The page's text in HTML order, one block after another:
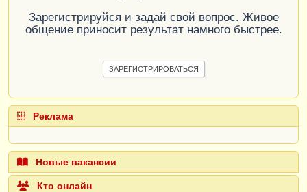
Зарегистрируйся и задай свой вопрос. Живое
общение приносит результат намного быстрее.
ЗАРЕГИСТРИРОВАТЬСЯ
Реклама
Новые вакансии
Кто онлайн